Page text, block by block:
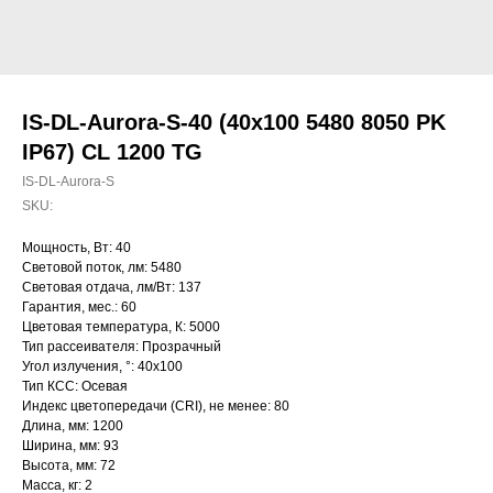
IS-DL-Aurora-S-40 (40x100 5480 8050 PK
IP67) CL 1200 TG
IS-DL-Aurora-S
SKU:
Мощность, Вт: 40
Световой поток, лм: 5480
Световая отдача, лм/Вт: 137
Гарантия, мес.: 60
Цветовая температура, К: 5000
Тип рассеивателя: Прозрачный
Угол излучения, °: 40х100
Тип КСС: Осевая
Индекс цветопередачи (CRI), не менее: 80
Длина, мм: 1200
Ширина, мм: 93
Высота, мм: 72
Масса, кг: 2